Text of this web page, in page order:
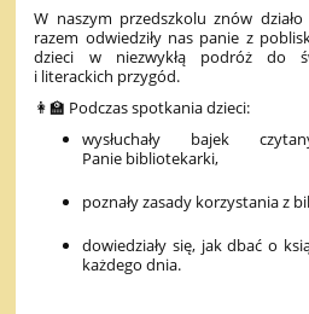
W naszym przedszkolu znów
razem odwiedziły nas panie z
dzieci w niezwykłą podróż do
i literackich przygód.
👩‍🏫 Podczas spotkania dzieci:
wysłuchały bajek
Panie bibliotekarki,
poznały zasady korzystania z
dowiedziały się, jak dbać o
każdego dnia.